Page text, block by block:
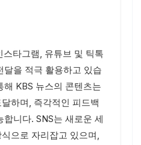
타그램, 유튜브 및 틱톡
달을 적극 활용하고 있습
KBS 뉴스의 콘텐츠는
하며, 즉각적인 피드백
니다. SNS는 새로운 세
으로 자리잡고 있으며,